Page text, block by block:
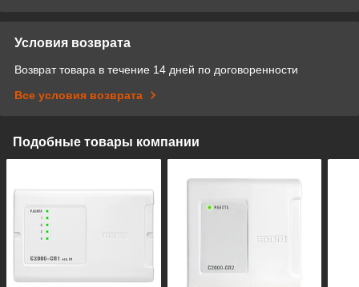
Условия возврата
Возврат товара в течение 14 дней по договоренности
Все условия возврата
Подобные товары компании